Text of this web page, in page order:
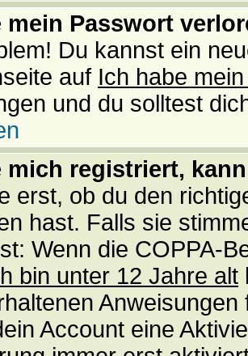
mein Passwort
Du kannst ein
auf Ich habe
und du solltest
mich registriert,
erst, ob du den
hast. Falls sie
Wenn die COPPA-
bin unter 12 Jahre alt
Account eine